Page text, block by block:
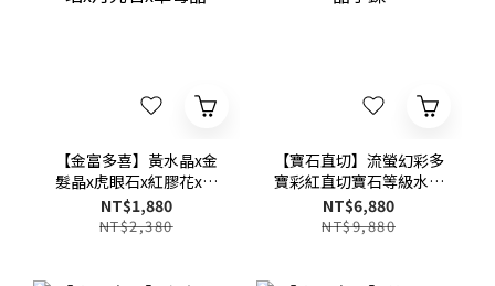
【金富多喜】黃水晶x金
髮晶x虎眼石x紅膠花x金
琥珀x月光石x草莓晶
NT$1,880
NT$2,380
【寶石直切】流螢幻彩多
寶彩紅直切寶石等級水晶
手鍊
NT$6,880
NT$9,880